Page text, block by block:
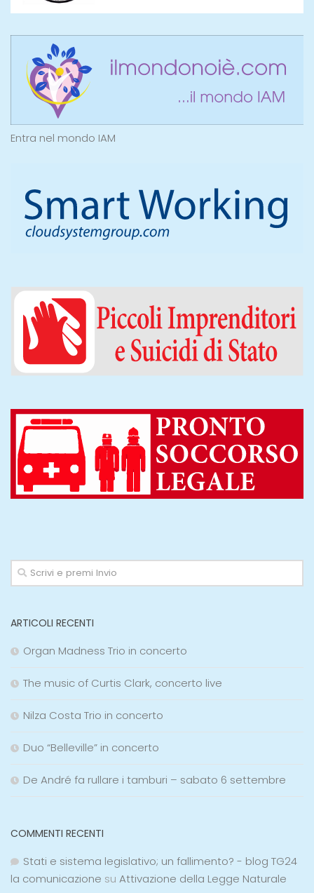
Entra nel mondo IAM
ARTICOLI RECENTI
Organ Madness Trio in concerto
The music of Curtis Clark, concerto live
Nilza Costa Trio in concerto
Duo “Belleville” in concerto
De André fa rullare i tamburi – sabato 6 settembre
COMMENTI RECENTI
Stati e sistema legislativo; un fallimento? - blog TG24
la comunicazione su Attivazione della Legge Naturale